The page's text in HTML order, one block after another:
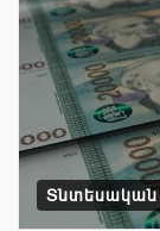
Տնտեսական